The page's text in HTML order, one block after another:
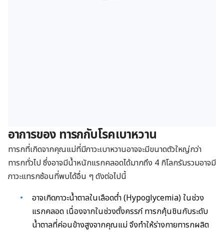
อาการของ ทารกกับโรคเบาหวาน
ทารกที่เกิดจากคุณแม่ที่มีภาวะเบาหวานอาจจะมีขนาดตัวใหญ่กว่า
ทารกทั่วไป ซึ่งอาจมีน้ำหนักแรกคลอดได้มากถึง 4 กิโลกรัมรวมอาจมี
ภาวะแทรกซ้อนที่พบได้อื่น ๆ ดังต่อไปนี้
อาจเกิดภาวะน้ำตาลในเลือดต่ำ (Hypoglycemia) ในช่วง
แรกคลอด เนื่องจากในช่วงตั้งครรภ์ ทารกคุ้นชินกับระดับ
น้ำตาลที่ค่อนข้างสูงจากคุณแม่ จึงทำให้ร่างกายทารกผลิต